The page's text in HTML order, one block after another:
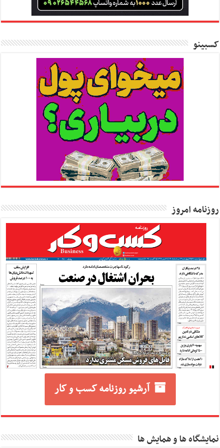
کسبینو
روزنامه امروز
آرشیو روزنامه کسب و کار
نمایشگاه ها و همایش ها